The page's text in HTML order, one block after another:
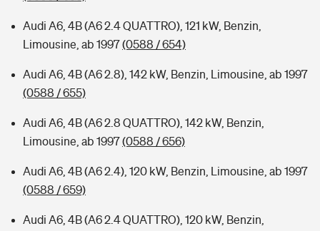
Audi A6, 4B (A6 2.4 QUATTRO), 121 kW, Benzin,
Limousine, ab 1997(0588 / 654)
Audi A6, 4B (A6 2.8), 142 kW, Benzin, Limousine, ab 1997
(0588 / 655)
Audi A6, 4B (A6 2.8 QUATTRO), 142 kW, Benzin,
Limousine, ab 1997(0588 / 656)
Audi A6, 4B (A6 2.4), 120 kW, Benzin, Limousine, ab 1997
(0588 / 659)
Audi A6, 4B (A6 2.4 QUATTRO), 120 kW, Benzin,